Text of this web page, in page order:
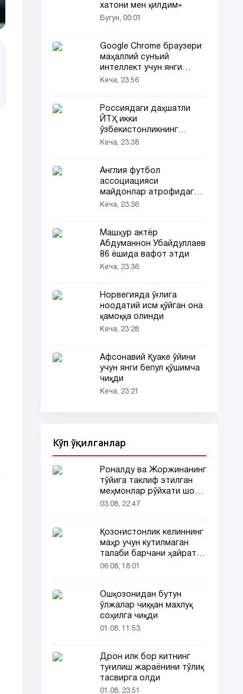
хатони мен қилдим»
Бугун, 00:01
Google Chrome браузери
маҳаллий сунъий
интеллект учун янги
шартларни эълон қилди
Кеча, 23:56
Россиядаги даҳшатли
ЙТҲ икки
ўзбекистонликнинг
умрига зомин бўлди
Кеча, 23:38
Англия футбол
ассоциацияси
майдонлар атрофидаги
қаттиқ деворларни
Кеча, 23:36
Машҳур актёр
Абдуманнон Убайдуллаев
86 ёшида вафот этди
Кеча, 23:36
Норвегияда ўғлига
ноодатий исм қўйган она
қамоққа олинди
Кеча, 23:28
Афсонавий Қуаке ўйини
учун янги бепул қўшимча
чиқди
Кеча, 23:21
Кўп ўқилганлар
Роналду ва Жоржинанинг
тўйига таклиф этилган
меҳмонлар рўйхати шов-
шувда
03.08, 22:47
Қозоғистонлик келиннинг
маҳр учун кутилмаган
талаби барчани ҳайратга
солди
06.08, 18:01
Ошқозонидан бутун
ўлжалар чиққан махлуқ
соҳилга чиқди
01.08, 11:53
Дрон илк бор китнинг
туғилиш жараёнини тўлиқ
тасвирга олди
01.08, 23:51